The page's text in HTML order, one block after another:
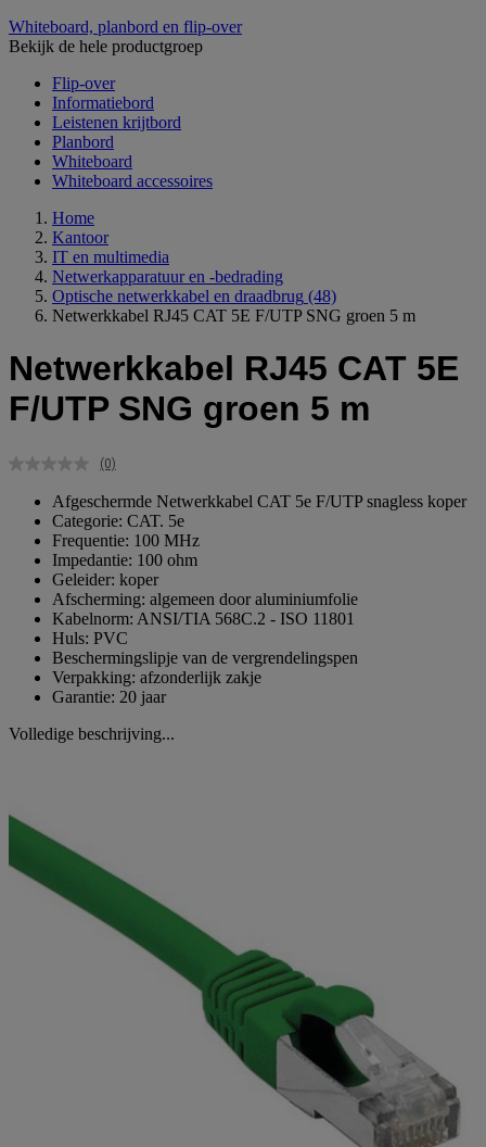
Whiteboard, planbord en flip-over
Bekijk de hele productgroep
Flip-over
Informatiebord
Leistenen krijtbord
Planbord
Whiteboard
Whiteboard accessoires
Home
Kantoor
IT en multimedia
Netwerkapparatuur en -bedrading
Optische netwerkkabel en draadbrug (48)
Netwerkkabel RJ45 CAT 5E F/UTP SNG groen 5 m
Netwerkkabel RJ45 CAT 5E
F/UTP SNG groen 5 m
Geen
Dezelfde
paginalink.
(0)
Afgeschermde Netwerkkabel CAT 5e F/UTP snagless koper
Categorie: CAT. 5e
Frequentie: 100 MHz
Impedantie: 100 ohm
Geleider: koper
Afscherming: algemeen door aluminiumfolie
Kabelnorm: ANSI/TIA 568C.2 - ISO 11801
Huls: PVC
Beschermingslipje van de vergrendelingspen
Verpakking: afzonderlijk zakje
Garantie: 20 jaar
Volledige beschrijving...